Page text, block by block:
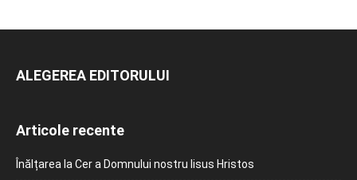
ALEGEREA EDITORULUI
Articole recente
Înălțarea la Cer a Domnului nostru Iisus Hristos